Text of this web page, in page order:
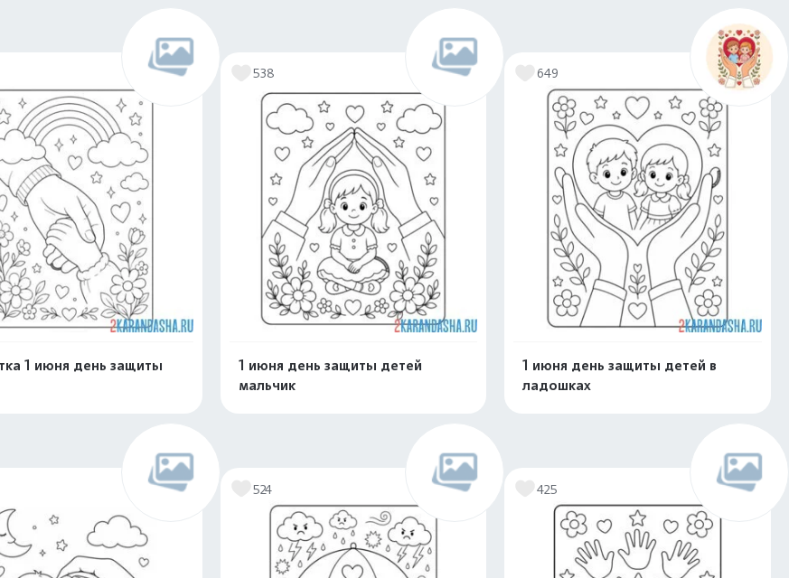
1 июня день защиты
538
1 июня день защиты детей
мальчик
649
1 июня день защиты детей в
ладошках
524 425